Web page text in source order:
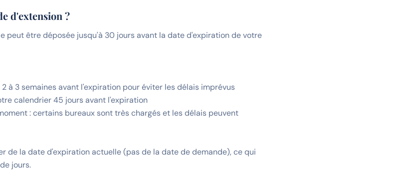
d'extension ?
peut être déposée jusqu'à 30 jours avant la date d'expiration de votre
2 à 3 semaines avant l'expiration pour éviter les délais imprévus
calendrier 45 jours avant l'expiration
: certains bureaux sont très chargés et les délais peuvent
de la date d'expiration actuelle (pas de la date de demande), ce qui
jours.